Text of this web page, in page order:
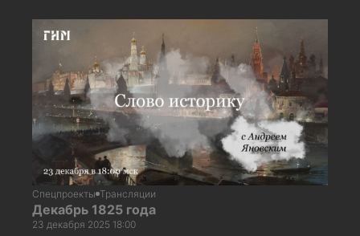
Спецпроекты Трансляции
Декабрь 1825 года
23 декабря 2025 18:00